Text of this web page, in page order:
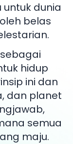
untuk dunia
belas
hidup
ini dan
dan planet
semua
maju.